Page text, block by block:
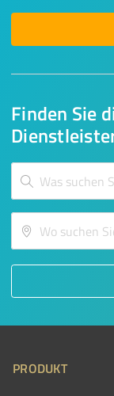
Finden Sie
PRODUKT